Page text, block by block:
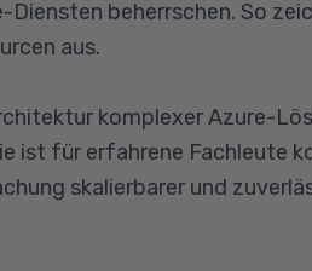
beherrschen. So
aus.
komplexer Azure-
ist für erfahrene Fachleute
skalierbarer und